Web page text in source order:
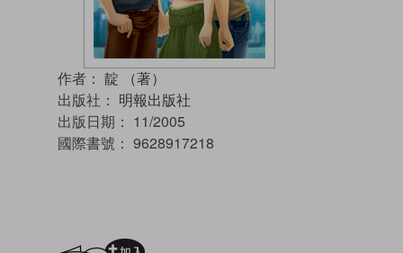
作者： 靛 （著）
出版社： 明報出版社
出版日期： 11/2005
國際書號： 9628917218